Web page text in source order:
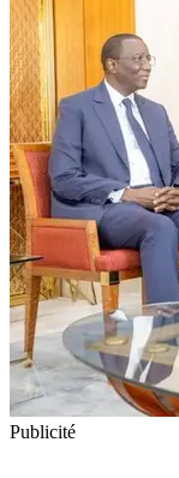
Publicité